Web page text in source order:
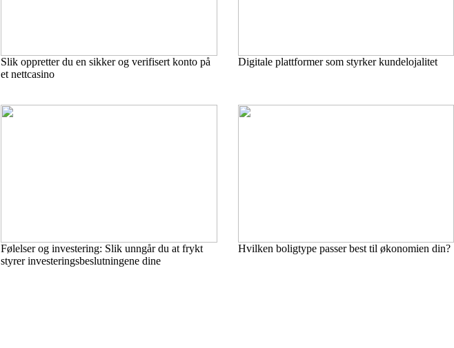
Slik oppretter du en sikker og verifisert konto på
et nettcasino
Digitale plattformer som styrker kundelojalitet
Følelser og investering: Slik unngår du at frykt
styrer investeringsbeslutningene dine
Hvilken boligtype passer best til økonomien din?